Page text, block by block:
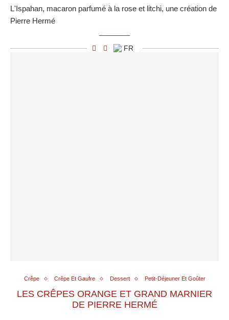
L'Ispahan, macaron parfumé à la rose et litchi, une création de
Pierre Hermé
FR
Crêpe Crêpe Et Gaufre Dessert Petit-Déjeuner Et Goûter
LES CRÊPES ORANGE ET GRAND MARNIER
DE PIERRE HERMÉ